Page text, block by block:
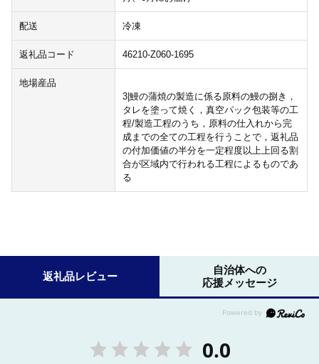
配送 冷凍
返礼品コード 46210-Z060-1695
地場産品
3|鰻の蒲焼の製造に係る原料の鰻の捌き，
タレを塗って焼く，真空パック包装等の工
程/製造工程のうち，原料の仕入れから完
成までの全ての工程を行うことで，返礼品
の付加価値の半分を一定程度以上上回る割
合が区域内で行われる工程によるものであ
る
返礼品レビュー
自治体への
応援メッセージ
0.0